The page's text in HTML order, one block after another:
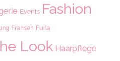
Events Fashion
Fransen Furla
Look Haarpflege